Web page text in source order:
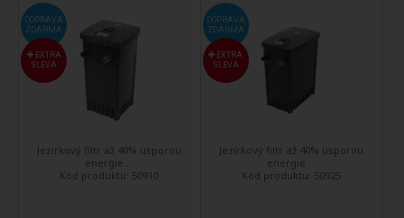
DOPRAVA
ZDARMA
EXTRA
SLEVA
Jezírkový filtr až 40% úsporou
energie ...
Kód produktu: 50910
DOPRAVA
ZDARMA
EXTRA
SLEVA
Jezírkový filtr až 40% úsporou
energie ...
Kód produktu: 50925